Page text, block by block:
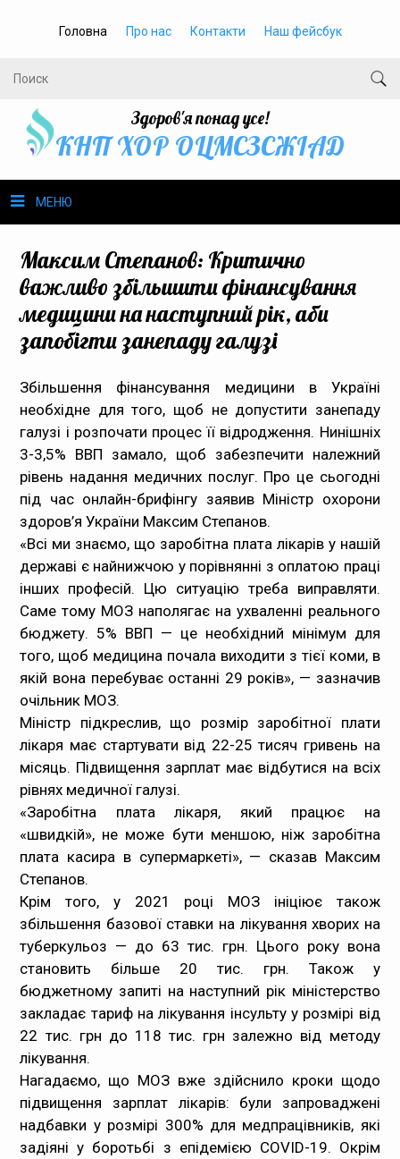
Головна Про нас Контакти Наш фейсбук
Здоров'я понад усе!
КНП ХОР ОЦМСЗСЖIАД
МЕНЮ
Громадське здоров’я
Безбар’єрність
Громадянам
Медпрацівникам
Документи
Контакти
Карта сайта
Максим Степанов: Критично
важливо збільшити фінансування
медицини на наступний рік, аби
запобігти занепаду галузі
Збільшення фінансування медицини в Україні
необхідне для того, щоб не допустити занепаду
галузі і розпочати процес її відродження. Нинішніх
3-3,5% ВВП замало, щоб забезпечити належний
рівень надання медичних послуг. Про це сьогодні
під час онлайн-брифінгу заявив Міністр охорони
здоров’я України Максим Степанов.
«Всі ми знаємо, що заробітна плата лікарів у нашій
державі є найнижчою у порівнянні з оплатою праці
інших професій. Цю ситуацію треба виправляти.
Саме тому МОЗ наполягає на ухваленні реального
бюджету. 5% ВВП — це необхідний мінімум для
того, щоб медицина почала виходити з тієї коми, в
якій вона перебуває останні 29 років», — зазначив
очільник МОЗ.
Міністр підкреслив, що розмір заробітної плати
лікаря має стартувати від 22-25 тисяч гривень на
місяць. Підвищення зарплат має відбутися на всіх
рівнях медичної галузі.
«Заробітна плата лікаря, який працює на
«швидкій», не може бути меншою, ніж заробітна
плата касира в супермаркеті», — сказав Максим
Степанов.
Крім того, у 2021 році МОЗ ініціює також
збільшення базової ставки на лікування хворих на
туберкульоз — до 63 тис. грн. Цього року вона
становить більше 20 тис. грн. Також у
бюджетному запиті на наступний рік міністерство
закладає тариф на лікування інсульту у розмірі від
22 тис. грн до 118 тис. грн залежно від методу
лікування.
Нагадаємо, що МОЗ вже здійснило кроки щодо
підвищення зарплат лікарів: були запроваджені
надбавки у розмірі 300% для медпрацівників, які
задіяні у боротьбі з епідемією COVID-19. Окрім